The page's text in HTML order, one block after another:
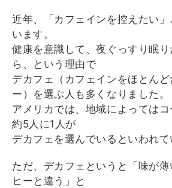
近年、「カフェインを控えたい
います。
健康を意識して、夜ぐっすり眠
ら、
という理由で
デカフェ（カフェインをほとん
ー） を選ぶ人も多くなりました。
アメリカでは、 地域によっては
約5人に1人が
デカフェを選んでいるといわれて
ただ、デカフェというと「味が
ヒーと違う」
と